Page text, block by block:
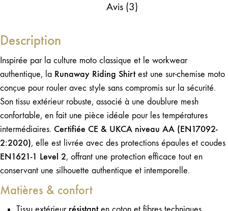
Avis (3)
Description
Inspirée par la culture moto classique et le workwear
authentique, la Runaway Riding Shirtest une sur-chemise moto
conçue pour rouler avec style sans compromis sur la sécurité.
Son tissu extérieur robuste, associé à une doublure mesh
confortable, en fait une pièce idéale pour les températures
intermédiaires. Certifiée CE & UKCA niveau AA (EN17092-
2:2020), elle est livrée avec des protections épaules et coudes
EN1621-1 Level 2, offrant une protection efficace tout en
conservant une silhouette authentique et intemporelle.
Matières & confort